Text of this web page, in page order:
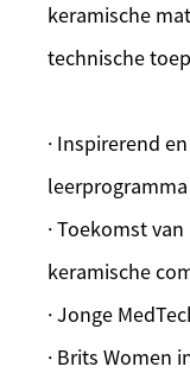
keramische
technische
· Inspirerend
leerprogramma
· Toekomst
keramische
· Jonge
· Brits Women